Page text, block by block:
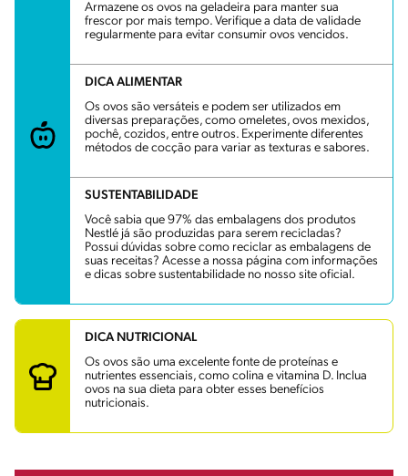
Armazene os ovos na geladeira para manter sua
frescor por mais tempo. Verifique a data de validade
regularmente para evitar consumir ovos vencidos.
DICA ALIMENTAR
Os ovos são versáteis e podem ser utilizados em
diversas preparações, como omeletes, ovos mexidos,
pochê, cozidos, entre outros. Experimente diferentes
métodos de cocção para variar as texturas e sabores.
SUSTENTABILIDADE
Você sabia que 97% das embalagens dos produtos
Nestlé já são produzidas para serem recicladas?
Possui dúvidas sobre como reciclar as embalagens de
suas receitas? Acesse a nossa página com informações
e dicas sobre sustentabilidade no nosso site oficial.
DICA NUTRICIONAL
Os ovos são uma excelente fonte de proteínas e
nutrientes essenciais, como colina e vitamina D. Inclua
ovos na sua dieta para obter esses benefícios
nutricionais.